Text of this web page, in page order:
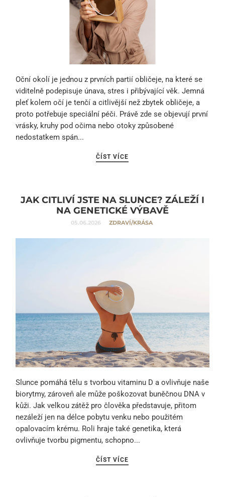
Oční okolí je jednou z prvních partií obličeje, na které se
viditelně podepisuje únava, stres i přibývající věk. Jemná
pleť kolem očí je tenčí a citlivější než zbytek obličeje, a
proto potřebuje speciální péči. Právě zde se objevují první
vrásky, kruhy pod očima nebo otoky způsobené
nedostatkem spán...
ČÍST VÍCE
JAK CITLIVÍ JSTE NA SLUNCE? ZÁLEŽÍ I
NA GENETICKÉ VÝBAVĚ
05.06.2026 ZDRAVÍ/KRÁSA
Slunce pomáhá tělu s tvorbou vitaminu D a ovlivňuje naše
biorytmy, zároveň ale může poškozovat buněčnou DNA v
kůži. Jak velkou zátěž pro člověka představuje, přitom
nezáleží jen na délce pobytu venku nebo použitém
opalovacím krému. Roli hraje také genetika, která
ovlivňuje tvorbu pigmentu, schopno...
ČÍST VÍCE